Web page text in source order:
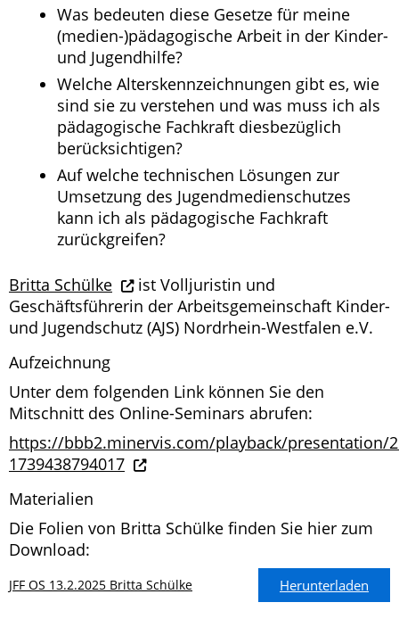
Was bedeuten diese Gesetze für meine
(medien-)pädagogische Arbeit in der Kinder-
und Jugendhilfe?
Welche Alterskennzeichnungen gibt es, wie
sind sie zu verstehen und was muss ich als
pädagogische Fachkraft diesbezüglich
berücksichtigen?
Auf welche technischen Lösungen zur
Umsetzung des Jugendmedienschutzes
kann ich als pädagogische Fachkraft
zurückgreifen?
Britta Schülke
ist Volljuristin und
Geschäftsführerin der Arbeitsgemeinschaft Kinder-
und Jugendschutz (AJS) Nordrhein-Westfalen e.V.
Aufzeichnung
Unter dem folgenden Link können Sie den
Mitschnitt des Online-Seminars abrufen:
https://bbb2.minervis.com/playback/presentation/
1739438794017
Materialien
Die Folien von Britta Schülke finden Sie hier zum
Download:
JFF OS 13.2.2025 Britta Schülke Herunterladen